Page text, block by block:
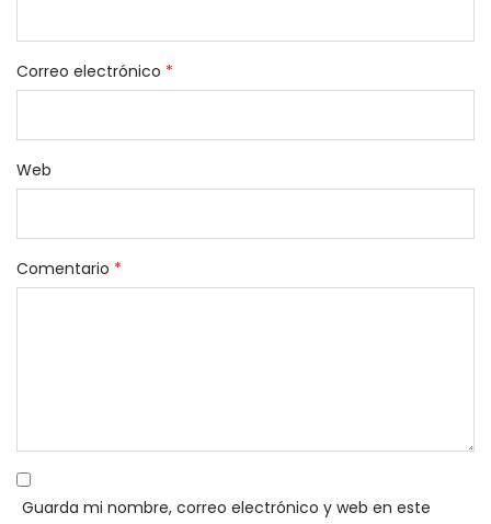
Correo electrónico *
Web
Comentario *
Guarda mi nombre, correo electrónico y web en este